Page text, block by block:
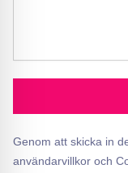
Genom att skicka in
användarvillkor och